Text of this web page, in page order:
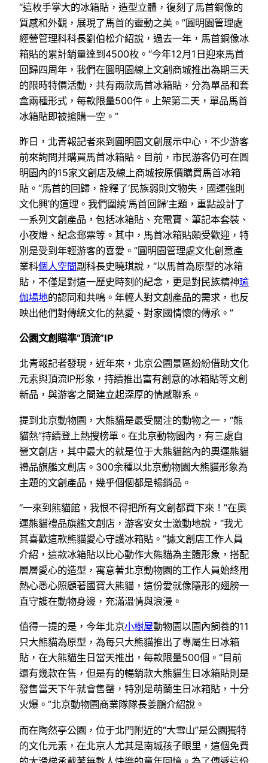
“這枚手掌大的冰箱貼，造型立體，復刻了馬首銅像的
質感和外觀，展現了馬首的靈動之美。”圓明園管理處
經營管理科科長劉伯松介紹說，過去一年，馬首銅像冰
箱貼的累計銷量達到4500枚。“今年12月1日迎來馬首
回歸四周年，我們在圓明園線上文創商城推出為期三天
的限時特價活動，共有兩款馬首冰箱貼，分為單品和套
盒兩種形式，每款限量500件。上架第二天，單品馬首
冰箱貼即被搶購一空。”
昨日，北青報記者來到圓明園文創展示中心，不少游客
前來詢問并購買馬首冰箱貼。目前，市民游客仍可在圓
明園內的15家文創店及線上商城按原價購買馬首冰箱
貼。“馬首的回歸，詮釋了‘民族弱則文物失，國運強則
文化興’的道理。我們圍繞‘馬首回歸’主題，重點設計了
一系列文創產品，包括冰箱貼、充電寶、筆記本套裝、
小夜燈、紀念郵票等。其中，馬首冰箱貼頗受歡迎，特
別是受到年輕游客的喜愛。”圓明園管理處文化創意產
業科個人空間副科長史曉琪說，“以馬首為原型的冰箱
貼，不僅是對這一歷史時刻的紀念，更是對民族精神瑜
伽場地的認同和共鳴。年輕人對文創產品的需求，也反
映出他們對傳統文化的熱愛、對家國情懷的傳承。”
公園文創瞄準“頂流”IP
北青報記者發現，近年來，北京公園景區紛紛借助文化
元素與頂流IP形象，持續推出富有創意的冰箱貼等文創
新品，與游客之間建立起深厚的情感聯系。
提到北京動物園，大熊貓是最受關注的動物之一，“熊
貓熱”持續登上熱搜榜單。在北京動物園內，有三處自
營文創店，其中最大的就是位于大熊貓館內的奧運熊貓
禮品旗艦文創店。300余種以北京動物園大熊貓形象為
主題的文創產品，幾乎個個都是暢銷品。
“一來到熊貓館，我恨不得把所有文創都買下來！”在奧
運熊貓禮品旗艦文創店，游客安女士激動地說，“我尤
其喜歡這款熊貓愛心守護冰箱貼。”據文創店工作人員
介紹，這款冰箱貼以比心動作大熊貓為主體形象，搭配
層層愛心的造型，寓意著北京動物園的工作人員始終用
熱心悉心照顧著國寶大熊貓，這份愛就像隱形的翅膀一
直守護在動物身邊，充滿溫情與浪漫。
值得一提的是，今年北京小樹屋動物園以園內飼養的11
只大熊貓為原型，為每只大熊貓推出了專屬生日冰箱
貼，在大熊貓生日當天推出，每款限量500個。“目前
還有幾款在售，但是有的暢銷款大熊貓生日冰箱貼則是
發售當天下午就會售罄，特別是萌蘭生日冰箱貼，十分
火爆。”北京動物園商業隊隊長姜鵬介紹說。
而在陶然亭公園，位于北門附近的“大雪山”是公園獨特
的文化元素，在北京人尤其是南城孩子眼里，這個免費